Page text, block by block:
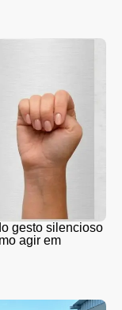
gesto silencioso
agir em